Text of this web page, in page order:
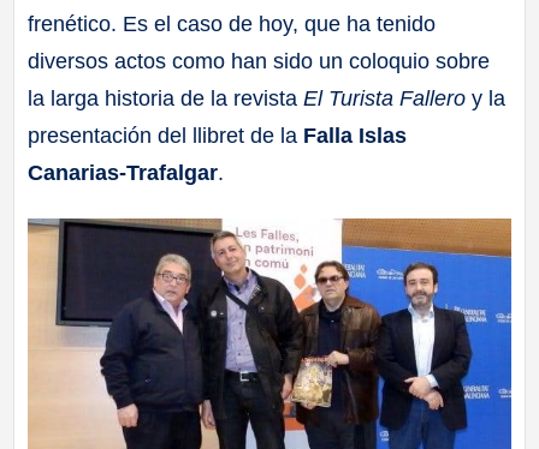
frenético. Es el caso de hoy, que ha tenido
diversos actos como han sido un coloquio sobre
la larga historia de la revistaEl Turista Fallero y la
presentación del llibret de la Falla Islas
Canarias-Trafalgar.